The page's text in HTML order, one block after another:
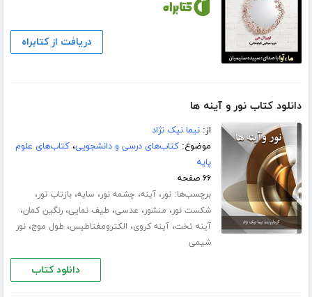
دریافت از کتابراه
دانلود کتاب نور و آینه ها
از:نیما نیک نژاد
موضوع:کتاب‌های درسی و دانشجویی،کتاب‌های علوم
پایه
۶۶ صفحه
برچسب‌ها:نور،آینه، چشمه نور، سایه،بازتاب نور،
شکست نور، منشور، عدسی، طیف نمایی،رنگین کمان،
آینه تخت،آینه کروی، الکترومغتاطیس، طول موج،نور
شیمی
دانلود کتاب